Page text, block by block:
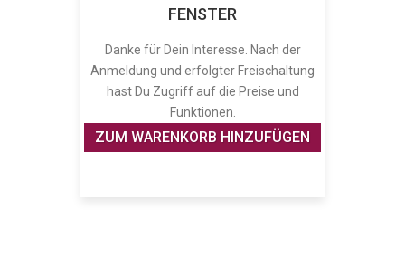
FENSTER
Danke für Dein Interesse. Nach der
Anmeldung und erfolgter Freischaltung
hast Du Zugriff auf die Preise und
Funktionen.
ZUM WARENKORB HINZUFÜGEN